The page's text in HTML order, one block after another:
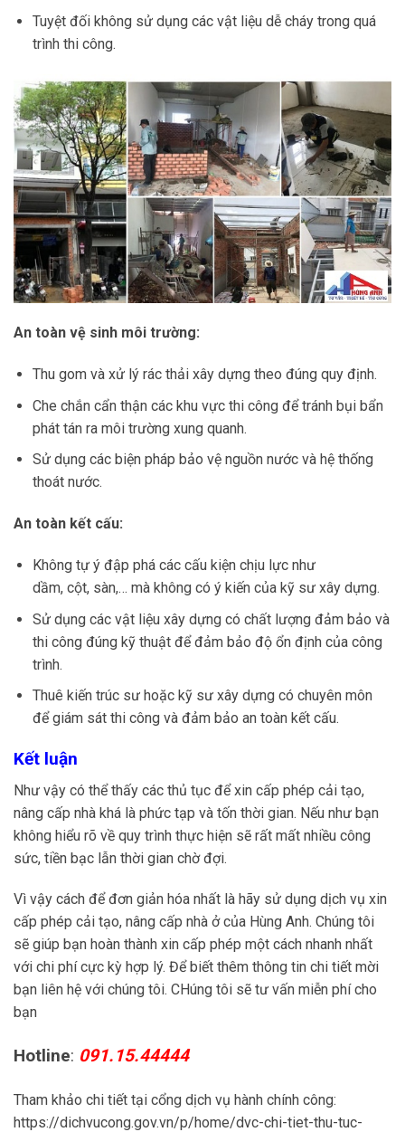
Tuyệt đối không sử dụng các vật liệu dễ cháy trong quá
trình thi công.
An toàn vệ sinh môi trường:
Thu gom và xử lý rác thải xây dựng theo đúng quy định.
Che chắn cẩn thận các khu vực thi công để tránh bụi bẩn
phát tán ra môi trường xung quanh.
Sử dụng các biện pháp bảo vệ nguồn nước và hệ thống
thoát nước.
An toàn kết cấu:
Không tự ý đập phá các cấu kiện chịu lực như
dầm, cột, sàn,… mà không có ý kiến của kỹ sư xây dựng.
Sử dụng các vật liệu xây dựng có chất lượng đảm bảo và
thi công đúng kỹ thuật để đảm bảo độ ổn định của công
trình.
Thuê kiến trúc sư hoặc kỹ sư xây dựng có chuyên môn
để giám sát thi công và đảm bảo an toàn kết cấu.
Kết luận
Như vậy có thể thấy các thủ tục để xin cấp phép cải tạo,
nâng cấp nhà khá là phức tạp và tốn thời gian. Nếu như bạn
không hiểu rõ về quy trình thực hiện sẽ rất mất nhiều công
sức, tiền bạc lẫn thời gian chờ đợi.
Vì vậy cách để đơn giản hóa nhất là hãy sử dụng dịch vụ xin
cấp phép cải tạo, nâng cấp nhà ở của Hùng Anh. Chúng tôi
sẽ giúp bạn hoàn thành xin cấp phép một cách nhanh nhất
với chi phí cực kỳ hợp lý. Để biết thêm thông tin chi tiết mời
bạn liên hệ với chúng tôi. CHúng tôi sẽ tư vấn miễn phí cho
bạn
Hotline: 091.15.44444
Tham khảo chi tiết tại cổng dịch vụ hành chính công:
https://dichvucong.gov.vn/p/home/dvc-chi-tiet-thu-tuc-